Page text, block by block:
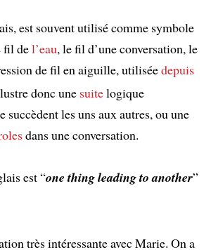
est souvent utilisé comme symbole
fil del’eau, le fil d’une conversation, le
de fil en aiguille, utiliséedepuis
donc une suitelogique
succèdent les uns aux autres, ou une
dans une conversation.
est “one thing leading to another”
très intéressante avec Marie. On a